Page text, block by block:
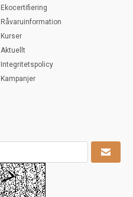
Ekocertifiering
Råvaruinformation
Kurser
Aktuellt
Integritetspolicy
Kampanjer